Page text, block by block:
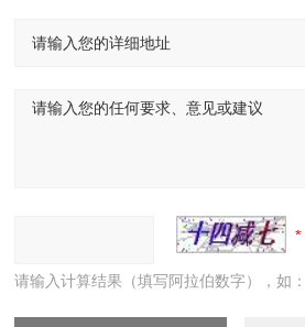
请输入计算结果（填写阿拉伯数字），如